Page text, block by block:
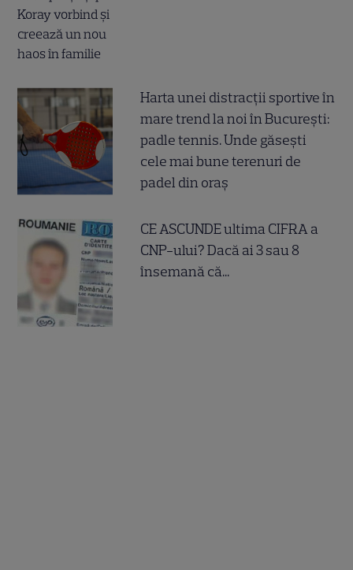
Harta unei distracții sportive în
mare trend la noi în București:
padle tennis. Unde găsești
cele mai bune terenuri de
padel din oraș
CE ASCUNDE ultima CIFRA a
CNP-ului? Dacă ai 3 sau 8
însemană că...